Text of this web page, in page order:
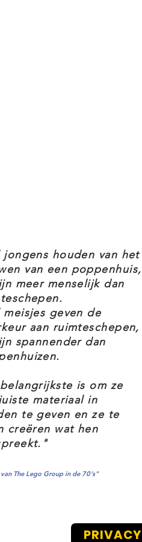
jongens houden van het
van een poppenhuis,
meer menselijk dan
meisjes geven de
aan ruimteschepen,
spannender dan
is om ze
materiaal in
te geven en ze te
creëren wat hen
The Lego Group in de 70's"
PRIVACY